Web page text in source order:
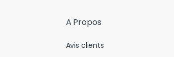
A Propos
Avis clients